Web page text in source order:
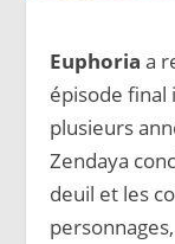
Euphoria a
épisode final
plusieurs
Zendaya
deuil et les